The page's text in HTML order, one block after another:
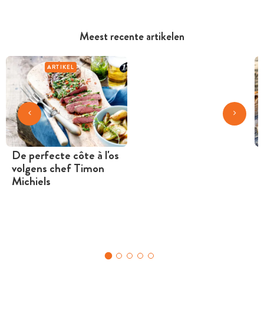
Meest recente artikelen
ARTIKEL
De perfecte côte à l'os
volgens chef Timon
Michiels